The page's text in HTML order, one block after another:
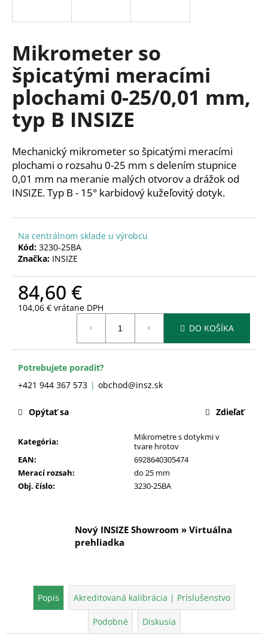
Mikrometer so
špicatými meracími
plochami 0-25/0,01 mm,
typ B INSIZE
Mechanický mikrometer so špicatými meracími
plochami o rozsahu 0-25 mm s delením stupnice
0,01 mm na meranie malých otvorov a drážok od
INSIZE.Typ B - 15° karbidový kužeľovitý dotyk.
Na centrálnom sklade u výrobcu
Kód: 3230-25BA
Značka: INSIZE
84,60 €
104,06 € vrátane DPH
DO KOŠÍKA
Potrebujete poradiť?
+421 944 367 573
obchod@insz.sk
Kategória:
Mikrometre s dotykmi v
tvare hrotov
EAN:
6928640305474
Merací rozsah:
do 25 mm
Obj. číslo: 3230-25BA
Opýtať sa Zdieľať
Nový INSIZE Showroom » Virtuálna
prehliadka
Popis Akreditovaná kalibrácia | Príslušenstvo
Podobné Diskusia
s
ť
?
O
p
o
ú
m
e